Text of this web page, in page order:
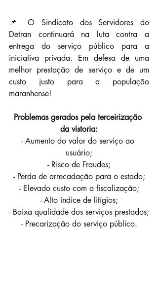
📌 O Sindicato dos Servidores do
Detran continuará na luta contra a
entrega do serviço público para a
iniciativa privada. Em defesa de uma
melhor prestação de serviço e de um
custo justo para a população
maranhense!
Problemas gerados pela terceirização
da vistoria:
- Aumento do valor do serviço ao
usuário;
- Risco de Fraudes;
- Perda de arrecadação para o estado;
- Elevado custo com a fiscalização;
- Alto índice de litígios;
- Baixa qualidade dos serviços prestados;
- Precarização do serviço público.